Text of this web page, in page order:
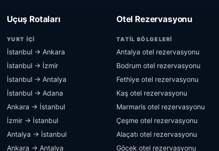
Uçuş Rotaları
YURT İÇI
İstanbul → Ankara
İstanbul → İzmir
İstanbul → Antalya
İstanbul → Adana
Ankara → İstanbul
İzmir → İstanbul
Antalya → İstanbul
Ankara → Antalya
Otel Rezervasyonu
TATIL BÖLGELERI
Antalya otel rezervasyonu
Bodrum otel rezervasyonu
Fethiye otel rezervasyonu
Kaş otel rezervasyonu
Marmaris otel rezervasyonu
Çeşme otel rezervasyonu
Alaçatı otel rezervasyonu
Göcek otel rezervasyonu